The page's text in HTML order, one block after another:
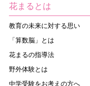
花まるとは
教育の未来に対する思い
「算数脳」とは
花まるの指導法
野外体験とは
中学受験をお考えの方へ